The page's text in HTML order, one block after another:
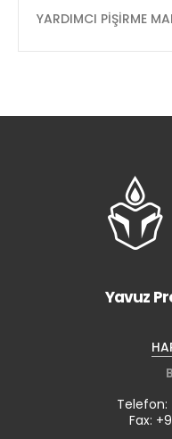
YARDIMCI PİŞİRME
Yavuz
Telefon:
Fax: